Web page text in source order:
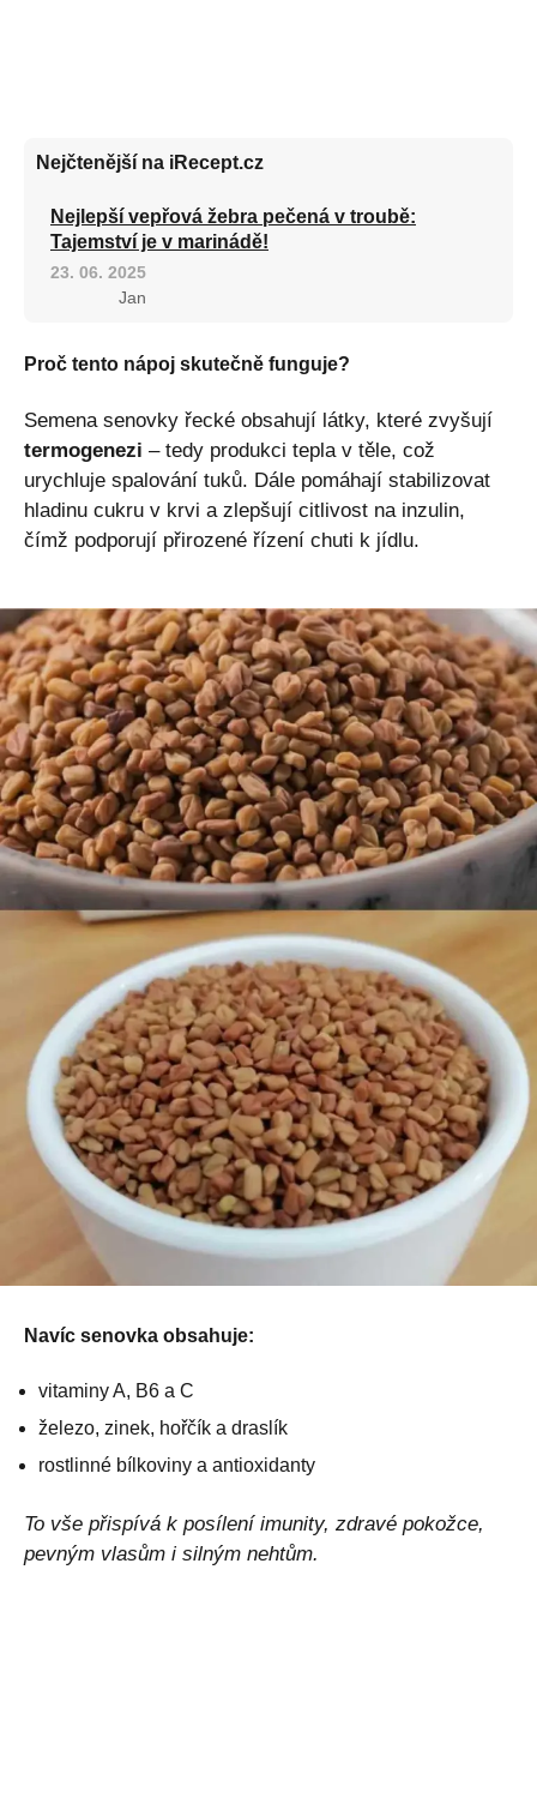
Nejčtenější na iRecept.cz
Nejlepší vepřová žebra pečená v troubě:
Tajemství je v marinádě!
23. 06. 2025
Jan
Proč tento nápoj skutečně funguje?
Semena senovky řecké obsahují látky, které zvyšují
termogenezi – tedy produkci tepla v těle, což
urychluje spalování tuků. Dále pomáhají stabilizovat
hladinu cukru v krvi a zlepšují citlivost na inzulin,
čímž podporují přirozené řízení chuti k jídlu.
Navíc senovka obsahuje:
vitaminy A, B6 a C
železo, zinek, hořčík a draslík
rostlinné bílkoviny a antioxidanty
To vše přispívá k posílení imunity, zdravé pokožce,
pevným vlasům i silným nehtům.